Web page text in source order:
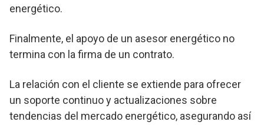
energético.
Finalmente, el apoyo de un asesor energético no
termina con la firma de un contrato.
La relación con el cliente se extiende para ofrecer
un soporte continuo y actualizaciones sobre
tendencias del mercado energético, asegurando así